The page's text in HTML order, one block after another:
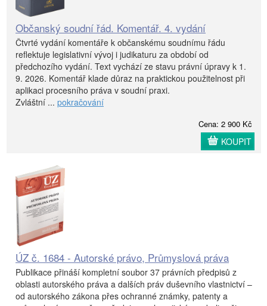
Občanský soudní řád. Komentář. 4. vydání
Čtvrté vydání komentáře k občanskému soudnímu řádu
reflektuje legislativní vývoj i judikaturu za období od
předchozího vydání. Text vychází ze stavu právní úpravy k 1.
9. 2026. Komentář klade důraz na praktickou použitelnost při
aplikaci procesního práva v soudní praxi.
Zvláštní ... pokračování
Cena: 2 900 Kč
KOUPIT
ÚZ č. 1684 - Autorské právo, Průmyslová práva
Publikace přináší kompletní soubor 37 právních předpisů z
oblasti autorského práva a dalších práv duševního vlastnictví –
od autorského zákona přes ochranné známky, patenty a